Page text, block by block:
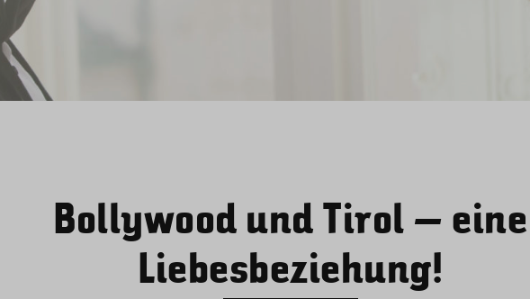
Bollywood und Tirol – eine
Liebesbeziehung!